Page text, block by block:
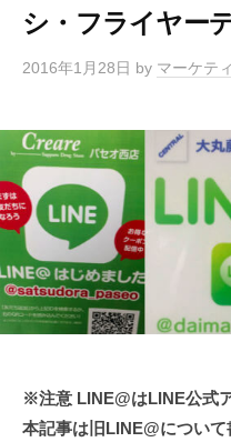
シ・フライヤー
2016年1月28日 by マーケテ
※注意 LINE@はLINE公式
本記事は旧LINE@について